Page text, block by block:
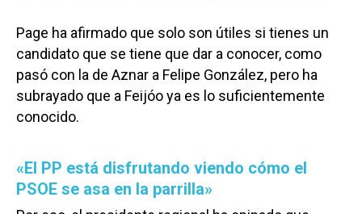
Page ha afirmado que solo son útiles si tienes un
candidato que se tiene que dar a conocer, como
pasó con la de Aznar a Felipe González, pero ha
subrayado que a Feijóo ya es lo suficientemente
conocido.
«El PP está disfrutando viendo cómo el
PSOE se asa en la parrilla»